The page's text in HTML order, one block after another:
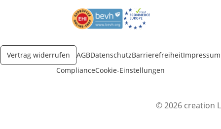
Öffnet in neuem FensterÖffnet in neuem Fenster
Vertrag widerrufen AGBDatenschutzBarrierefreiheitImpressum
ComplianceCookie-Einstellungen
© 2026 creation L